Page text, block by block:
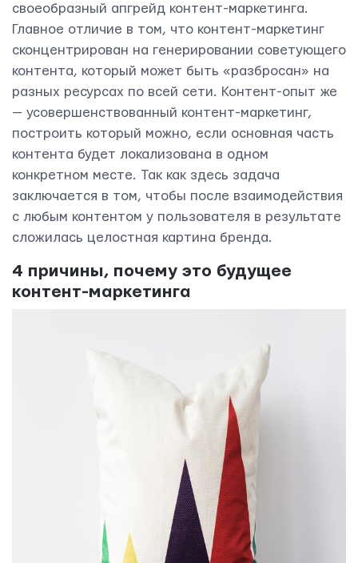
своеобразный апгрейд контент-маркетинга.
Главное отличие в том, что контент-маркетинг
сконцентрирован на генерировании советующего
контента, который может быть «разбросан» на
разных ресурсах по всей сети. Контент-опыт же
— усовершенствованный контент-маркетинг,
построить который можно, если основная часть
контента будет локализована в одном
конкретном месте. Так как здесь задача
заключается в том, чтобы после взаимодействия
с любым контентом у пользователя в результате
сложилась целостная картина бренда.
4 причины, почему это будущее
контент-маркетинга